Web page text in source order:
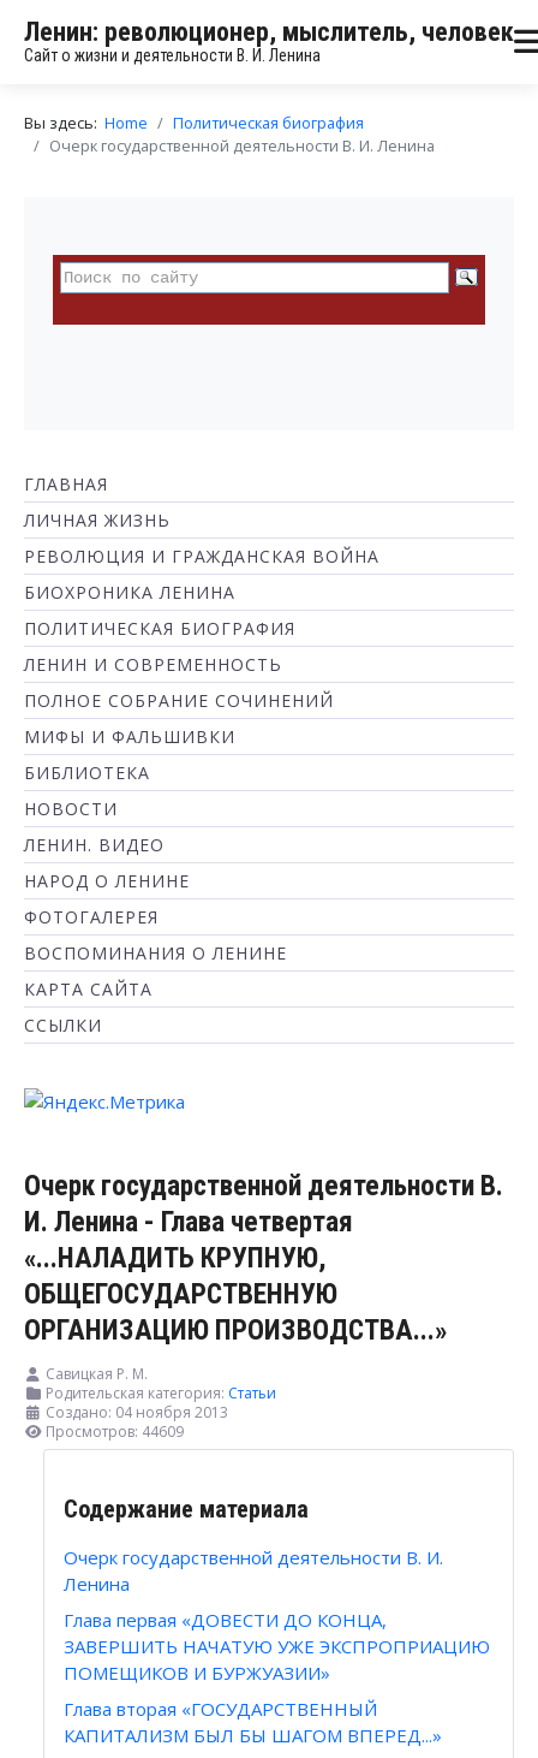
Ленин: революционер, мыслитель, человек
Сайт о жизни и деятельности В. И. Ленина
Вы здесь: Home
Политическая биография
Очерк государственной деятельности В. И. Ленина
ГЛАВНАЯ
ЛИЧНАЯ ЖИЗНЬ
РЕВОЛЮЦИЯ И ГРАЖДАНСКАЯ ВОЙНА
БИОХРОНИКА ЛЕНИНА
ПОЛИТИЧЕСКАЯ БИОГРАФИЯ
ЛЕНИН И СОВРЕМЕННОСТЬ
ПОЛНОЕ СОБРАНИЕ СОЧИНЕНИЙ
МИФЫ И ФАЛЬШИВКИ
БИБЛИОТЕКА
НОВОСТИ
ЛЕНИН. ВИДЕО
НАРОД О ЛЕНИНЕ
ФОТОГАЛЕРЕЯ
ВОСПОМИНАНИЯ О ЛЕНИНЕ
КАРТА САЙТА
ССЫЛКИ
Очерк государственной деятельности В.
И. Ленина - Глава четвертая
«...НАЛАДИТЬ КРУПНУЮ,
ОБЩЕГОСУДАРСТВЕННУЮ
ОРГАНИЗАЦИЮ ПРОИЗВОДСТВА...»
Савицкая Р. М.
Родительская категория: Статьи
Создано: 04 ноября 2013
Просмотров: 44609
Содержание материала
Очерк государственной деятельности В. И.
Ленина
Глава первая «ДОВЕСТИ ДО КОНЦА,
ЗАВЕРШИТЬ НАЧАТУЮ УЖЕ ЭКСПРОПРИАЦИЮ
ПОМЕЩИКОВ И БУРЖУАЗИИ»
Глава вторая «ГОСУДАРСТВЕННЫЙ
КАПИТАЛИЗМ БЫЛ БЫ ШАГОМ ВПЕРЕД...»